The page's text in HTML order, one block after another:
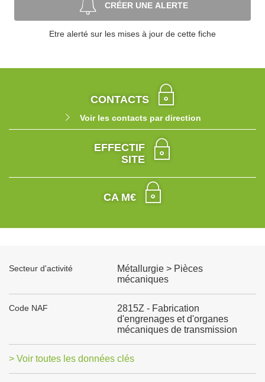
CRÉER UNE ALERTE
Etre alerté sur les mises à jour de cette fiche
CONTACTS
Voir les contacts par direction
EFFECTIF
SITE
CA M€
Secteur d'activité
Métallurgie > Pièces
mécaniques
Code NAF
2815Z - Fabrication
d'engrenages et d'organes
mécaniques de transmission
> Voir toutes les données clés